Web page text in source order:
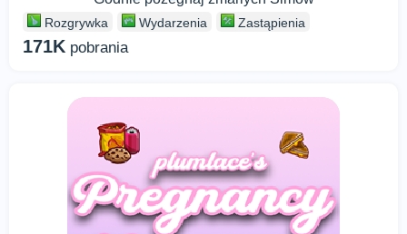
Rozgrywka Wydarzenia Zastąpienia
171K pobrania